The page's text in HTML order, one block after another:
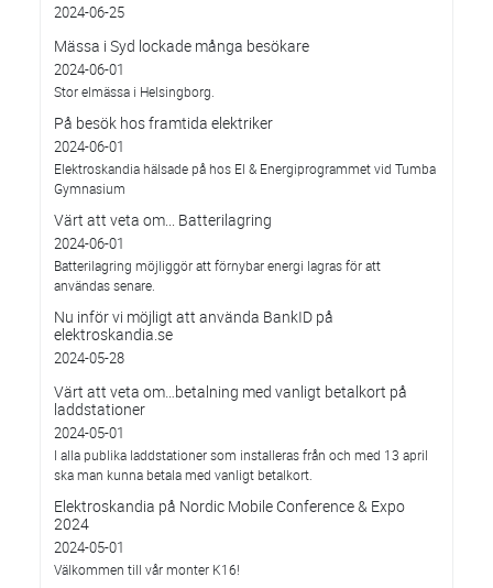
2024-06-25
Mässa i Syd lockade många besökare
2024-06-01
Stor elmässa i Helsingborg.
På besök hos framtida elektriker
2024-06-01
Elektroskandia hälsade på hos El & Energiprogrammet vid Tumba
Gymnasium
Värt att veta om... Batterilagring
2024-06-01
Batterilagring möjliggör att förnybar energi lagras för att
användas senare.
Nu inför vi möjligt att använda BankID på
elektroskandia.se
2024-05-28
Värt att veta om…betalning med vanligt betalkort på
laddstationer
2024-05-01
I alla publika laddstationer som installeras från och med 13 april
ska man kunna betala med vanligt betalkort.
Elektroskandia på Nordic Mobile Conference & Expo
2024
2024-05-01
Välkommen till vår monter K16!